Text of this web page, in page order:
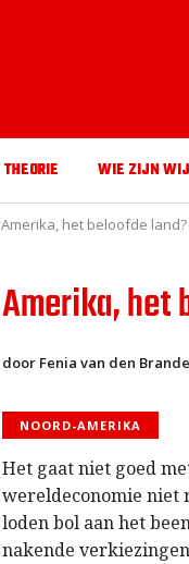
THEORIE WIE ZIJN
Amerika, het beloofde land?
Amerika, het
door Fenia van den Brande
NOORD-AMERIKA
Het gaat niet goed
wereldeconomie niet
loden bol aan het
nakende